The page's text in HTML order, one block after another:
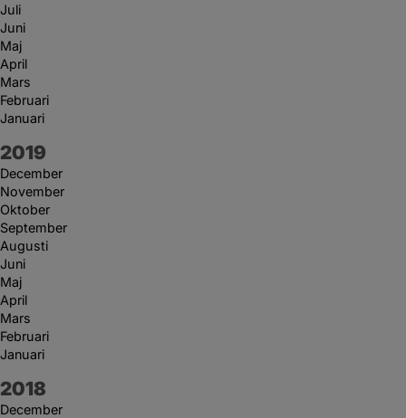
Juli
Juni
Maj
April
Mars
Februari
Januari
År:
2019
December
November
Oktober
September
Augusti
Juni
Maj
April
Mars
Februari
Januari
År:
2018
December